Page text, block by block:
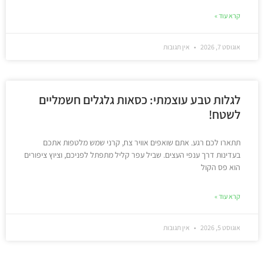
קרא עוד »
אוגוסט 7, 2026 אין תגובות
לגלות טבע עוצמתי: כסאות גלגלים חשמליים
לשטח!
תתארו לכם רגע. אתם שואפים אוויר צח, קרני שמש מלטפות אתכם
בעדינות דרך ענפי העצים. שביל עפר קליל מתפתל לפניכם, וציוץ ציפורים
הוא פס הקול
קרא עוד »
אוגוסט 5, 2026 אין תגובות